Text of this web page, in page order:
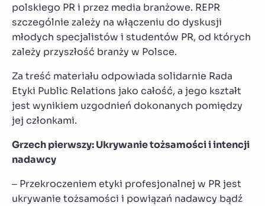
polskiego PR i przez media branżowe. REPR
szczególnie zależy na włączeniu do dyskusji
młodych specjalistów i studentów PR, od których
zależy przyszłość branży w Polsce.
Za treść materiału odpowiada solidarnie Rada
Etyki Public Relations jako całość, a jego kształt
jest wynikiem uzgodnień dokonanych pomiędzy
jej członkami.
Grzech pierwszy: Ukrywanie tożsamości i intencji
nadawcy
– Przekroczeniem etyki profesjonalnej w PR jest
ukrywanie tożsamości i powiązań nadawcy bądź